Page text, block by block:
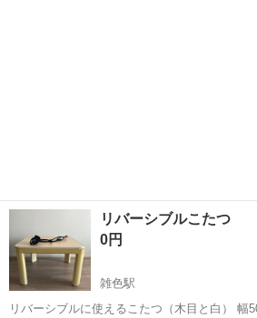
リバーシブルこたつ
0円
雑色駅
リバーシブルに使えるこたつ（木目と白） 幅